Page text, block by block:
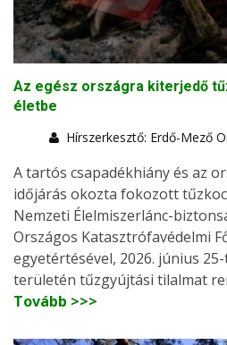
Az egész országra kiterjedő
életbe
Hírszerkesztő: Erdő-Mező
A tartós csapadékhiány és az
időjárás okozta fokozott
Nemzeti Élelmiszerlánc-
Országos Katasztrófavédelmi
egyetértésével, 2026. június
területén tűzgyújtási tilalmat
Tovább >>>